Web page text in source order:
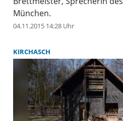
München.
04.11.2015 14:28 Uhr
KIRCHASCH